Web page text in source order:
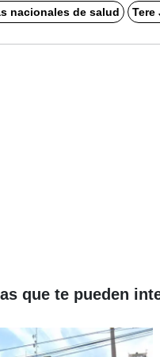
nacionales de salud Tere
que te pueden